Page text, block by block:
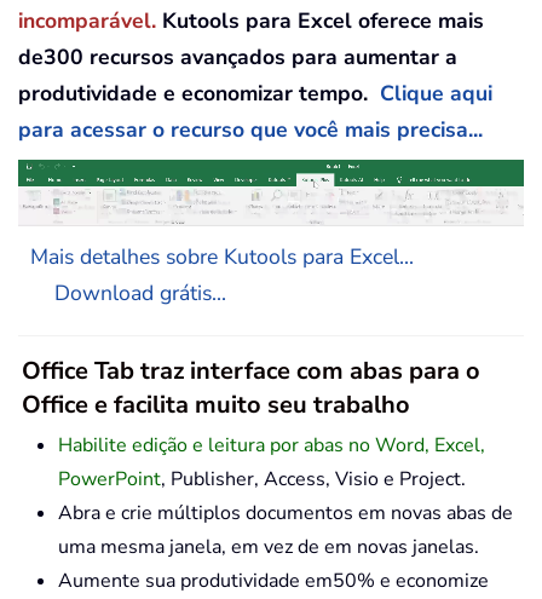
incomparável. Kutools para Excel oferece mais
de300 recursos avançados para aumentar a
produtividade e economizar tempo. Clique aqui
para acessar o recurso que você mais precisa...
Mais detalhes sobre Kutools para Excel...
Download grátis...
Office Tab traz interface com abas para o
Office e facilita muito seu trabalho
Habilite edição e leitura por abas no Word, Excel,
PowerPoint, Publisher, Access, Visio e Project.
Abra e crie múltiplos documentos em novas abas de
uma mesma janela, em vez de em novas janelas.
Aumente sua produtividade em50% e economize